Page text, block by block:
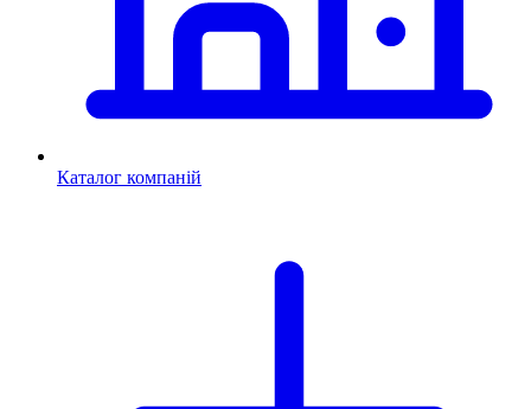
Каталог компаній